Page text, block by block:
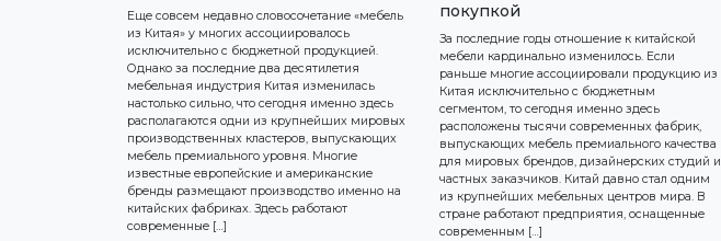
Еще совсем недавно словосочетание «мебель
из Китая» у многих ассоциировалось
исключительно с бюджетной продукцией.
Однако за последние два десятилетия
мебельная индустрия Китая изменилась
настолько сильно, что сегодня именно здесь
располагаются одни из крупнейших мировых
производственных кластеров, выпускающих
мебель премиального уровня. Многие
известные европейские и американские
бренды размещают производство именно на
китайских фабриках. Здесь работают
современные […]
покупкой
За последние годы отношение к китайской
мебели кардинально изменилось. Если
раньше многие ассоциировали продукцию из
Китая исключительно с бюджетным
сегментом, то сегодня именно здесь
расположены тысячи современных фабрик,
выпускающих мебель премиального качества
для мировых брендов, дизайнерских студий и
частных заказчиков. Китай давно стал одним
из крупнейших мебельных центров мира. В
стране работают предприятия, оснащенные
современным […]